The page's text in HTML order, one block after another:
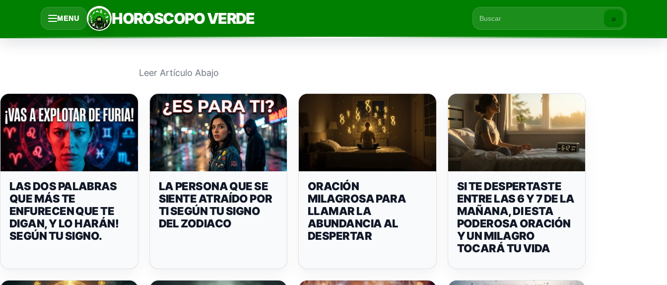
contenido
MENU HORÓSCOPO VERDE ⌕
Leer Artículo Abajo
LAS DOS PALABRAS
QUE MÁS TE
ENFURECEN QUE TE
DIGAN, Y LO HARÁN!
SEGÚN TU SIGNO.
LA PERSONA QUE SE
SIENTE ATRAÍDO POR
TI SEGÚN TU SIGNO
DEL ZODIACO
ORACIÓN
MILAGROSA PARA
LLAMAR LA
ABUNDANCIA AL
DESPERTAR
SI TE DESPERTASTE
ENTRE LAS 6 Y 7 DE LA
MAÑANA, DI ESTA
PODEROSA ORACIÓN
Y UN MILAGRO
TOCARÁ TU VIDA